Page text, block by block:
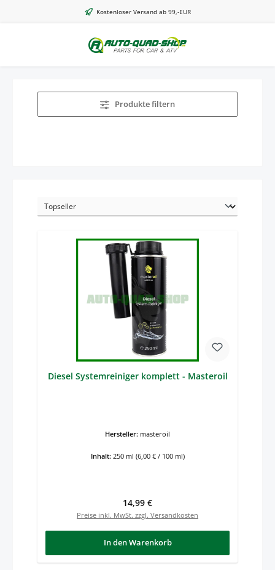
Zum Hauptinhalt springenKostenloser Versand ab 99,-EUR
Produkte filtern
Diesel Systemreiniger komplett - Masteroil
Hersteller: masteroil
Inhalt: 250 ml (6,00 € / 100 ml)
Regulärer Preis:
14,99 €
Preise inkl. MwSt. zzgl. Versandkosten
In den Warenkorb